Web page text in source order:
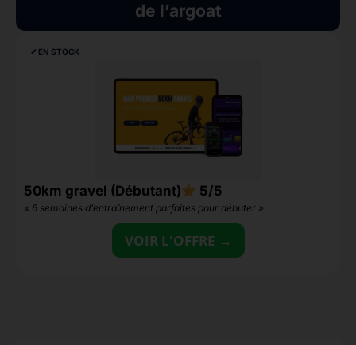
de l’argoat
✔︎ EN STOCK
50km gravel (Débutant) 5/5
« 6 semaines d’entraînement parfaites pour débuter »
VOIR L'OFFRE →